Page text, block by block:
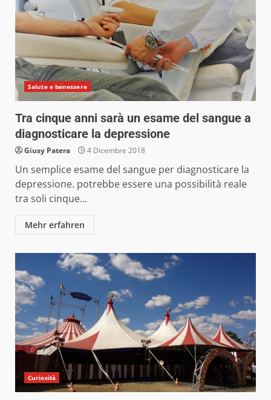
Salute e benessere
Tra cinque anni sarà un esame del sangue a
diagnosticare la depressione
Giusy Patera 4 Dicembre 2018
Un semplice esame del sangue per diagnosticare la
depressione. potrebbe essere una possibilità reale
tra soli cinque...
Mehr erfahren
Curiosità